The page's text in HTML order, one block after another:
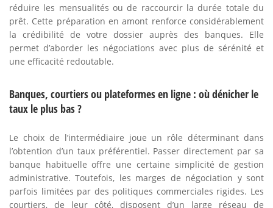
réduire les mensualités ou de raccourcir la durée totale du
prêt. Cette préparation en amont renforce considérablement
la crédibilité de votre dossier auprès des banques. Elle
permet d’aborder les négociations avec plus de sérénité et
une efficacité redoutable.
Banques, courtiers ou plateformes en ligne : où dénicher le
taux le plus bas ?
Le choix de l’intermédiaire joue un rôle déterminant dans
l’obtention d’un taux préférentiel. Passer directement par sa
banque habituelle offre une certaine simplicité de gestion
administrative. Toutefois, les marges de négociation y sont
parfois limitées par des politiques commerciales rigides. Les
courtiers, de leur côté, disposent d’un large réseau de